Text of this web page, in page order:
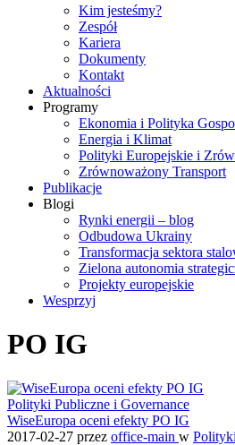
Kim jesteśmy?
Zespół
Kariera
Dokumenty
Kontakt
Aktualności
Programy
Ekonomia i Polityka
Energia i Klimat
Polityki Europejskie i
Zrównoważony Transport
Publikacje
Blogi
Rynki energii – blog
Odbudowa Ukrainy
Transformacja sektora
Zielona autonomia
Projekty europejskie
Wesprzyj
PO IG
Polityki Publiczne i Governance
WiseEuropa oceni efekty PO IG
2017-02-27 przez office-main w